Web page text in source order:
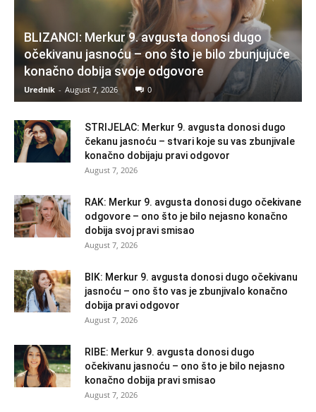
BLIZANCI: Merkur 9. avgusta donosi dugo
očekivanu jasnoću – ono što je bilo zbunjujuće
konačno dobija svoje odgovore
Urednik - August 7, 2026 0
STRIJELAC: Merkur 9. avgusta donosi dugo
čekanu jasnoću – stvari koje su vas zbunjivale
konačno dobijaju pravi odgovor
August 7, 2026
RAK: Merkur 9. avgusta donosi dugo očekivane
odgovore – ono što je bilo nejasno konačno
dobija svoj pravi smisao
August 7, 2026
BIK: Merkur 9. avgusta donosi dugo očekivanu
jasnoću – ono što vas je zbunjivalo konačno
dobija pravi odgovor
August 7, 2026
RIBE: Merkur 9. avgusta donosi dugo
očekivanu jasnoću – ono što je bilo nejasno
konačno dobija pravi smisao
August 7, 2026